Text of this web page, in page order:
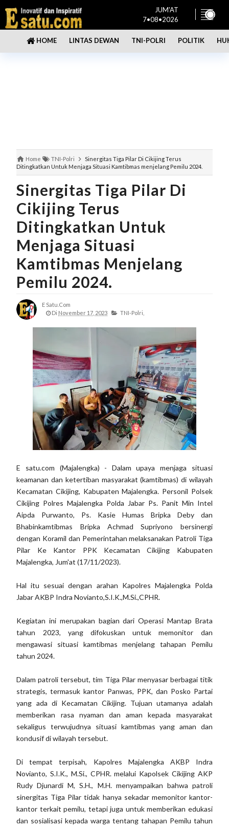
JUM'AT
7•08•2026
HOME LINTAS DEWAN TNI-POLRI POLITIK
Home TNI-Polri
Sinergitas Tiga Pilar Di Cikijing Terus
Ditingkatkan Untuk Menjaga Situasi Kamtibmas menjelang Pemilu 2024.
Sinergitas Tiga Pilar Di
Cikijing Terus
Ditingkatkan Untuk
Menjaga Situasi
Kamtibmas Menjelang
Pemilu 2024.
E Satu.com
Di November 17, 2023 TNI-Polri,
E satu.com (Majalengka) - Dalam upaya menjaga situasi
keamanan dan ketertiban masyarakat (kamtibmas) di wilayah
Kecamatan Cikijing, Kabupaten Majalengka. Personil Polsek
Cikijing Polres Majalengka Polda Jabar Ps. Panit Min Intel
Aipda Purwanto, Ps. Kasie Humas Bripka Deby dan
Bhabinkamtibmas Bripka Achmad Supriyono bersinergi
dengan Koramil dan Pemerintahan melaksanakan Patroli Tiga
Pilar Ke Kantor PPK Kecamatan Cikijing Kabupaten
Majalengka, Jum'at (17/11/2023).
Hal itu sesuai dengan arahan Kapolres Majalengka Polda
Jabar AKBP Indra Novianto,S.I.K.,M.Si.,CPHR.
Kegiatan ini merupakan bagian dari Operasi Mantap Brata
tahun 2023, yang difokuskan untuk memonitor dan
mengawasi situasi kamtibmas menjelang tahapan Pemilu
tahun 2024.
Dalam patroli tersebut, tim Tiga Pilar menyasar berbagai titik
strategis, termasuk kantor Panwas, PPK, dan Posko Partai
yang ada di Kecamatan Cikijing. Tujuan utamanya adalah
memberikan rasa nyaman dan aman kepada masyarakat
sekaligus terwujudnya situasi kamtibmas yang aman dan
kondusif di wilayah tersebut.
Di tempat terpisah, Kapolres Majalengka AKBP Indra
Novianto, S.I.K., M.Si., CPHR. melalui Kapolsek Cikijing AKP
Rudy Djunardi M, S.H., M.H. menyampaikan bahwa patroli
sinergitas Tiga Pilar tidak hanya sekadar memonitor kantor-
kantor terkait pemilu, tetapi juga untuk memberikan edukasi
dan sosialisasi kepada warga tentang tahapan Pemilu tahun